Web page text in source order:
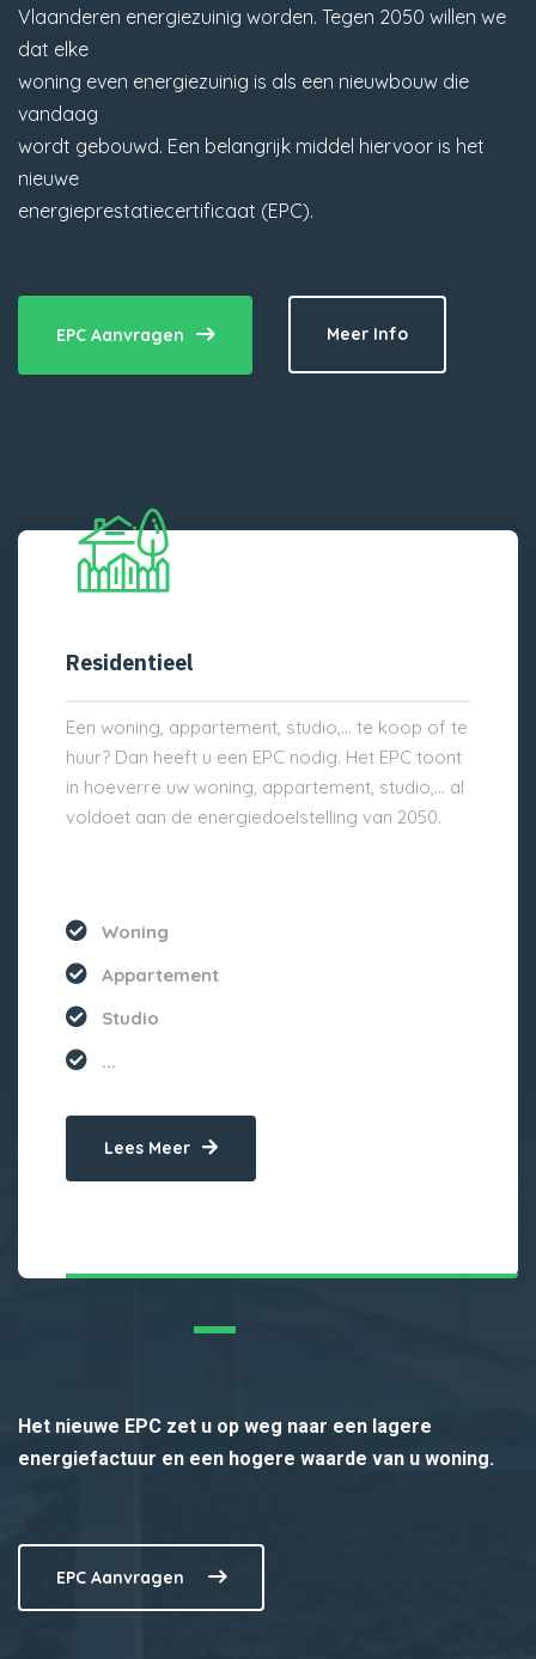
Vlaanderen energiezuinig worden. Tegen 2050 willen we
dat elke
woning even energiezuinig is als een nieuwbouw die
vandaag
wordt gebouwd. Een belangrijk middel hiervoor is het
nieuwe
energieprestatiecertificaat (EPC).
EPC Aanvragen Meer Info
Residentieel
Een woning, appartement, studio,… te koop of te
huur? Dan heeft u een EPC nodig. Het EPC toont
in hoeverre uw woning, appartement, studio,… al
voldoet aan de energiedoelstelling van 2050.
Woning
Appartement
Studio
...
Lees Meer
Het nieuwe EPC zet u op weg naar een lagere
energiefactuur en een hogere waarde van u woning.
EPC Aanvragen